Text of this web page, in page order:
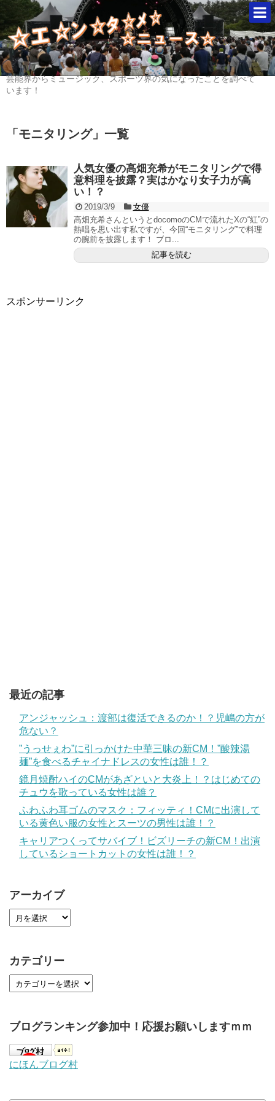
芸能界からミュージック、スポーツ界の気になったことを調べて
います！
「 モニタリング」 一覧
人気女優の高畑充希がモニタリングで得
意料理を披露？実はかなり女子力が高
い！？
2019/3/9
女優
高畑充希さんというとdocomoのCMで流れたXの“紅”の
熱唱を思い出す私ですが、今回“モニタリング”で料理
の腕前を披露します！ ブロ...
記事を読む
スポンサーリンク
最近の記事
アンジャッシュ：渡部は復活できるのか！？児嶋の方が
危ない？
”うっせぇわ”に引っかけた中華三昧の新CM！”酸辣湯
麺”を食べるチャイナドレスの女性は誰！？
鏡月焼酎ハイのCMがあざといと大炎上！？はじめての
チュウを歌っている女性は誰？
ふわふわ耳ゴムのマスク：フィッティ！CMに出演して
いる黄色い服の女性とスーツの男性は誰！？
キャリアつくってサバイブ！ビズリーチの新CM！出演
しているショートカットの女性は誰！？
アーカイブ
カテゴリー
ブログランキング参加中！応援お願いしますｍｍ
にほんブログ村